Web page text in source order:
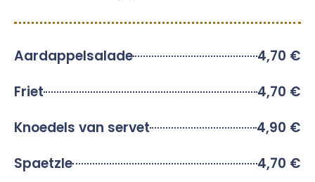
Aardappelsalade
4,70 €
Friet
4,70 €
Knoedels van servet
4,90 €
Spaetzle
4,70 €